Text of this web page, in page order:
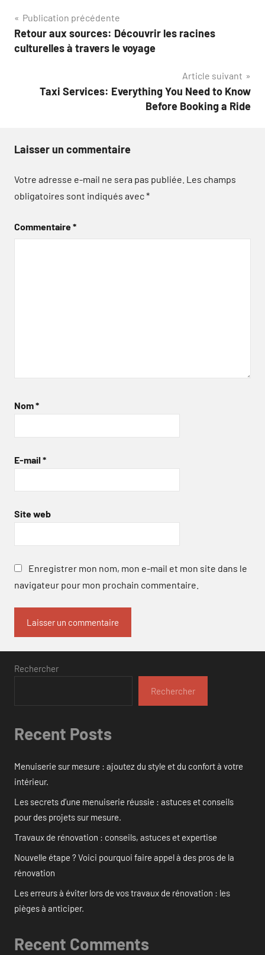
Navigation
de
Publication précédente
Retour aux sources: Découvrir les racines
culturelles à travers le voyage
Article suivant
Taxi Services: Everything You Need to Know
Before Booking a Ride
Laisser un commentaire
Votre adresse e-mail ne sera pas publiée. Les champs
obligatoires sont indiqués avec*
Commentaire*
Nom*
E-mail *
Site web
Enregistrer mon nom, mon e-mail et mon site dans le
navigateur pour mon prochain commentaire.
Rechercher
Rechercher
Recent Posts
Menuiserie sur mesure : ajoutez du style et du confort à votre
intérieur.
Les secrets d’une menuiserie réussie : astuces et conseils
pour des projets sur mesure.
Travaux de rénovation : conseils, astuces et expertise
Nouvelle étape ? Voici pourquoi faire appel à des pros de la
rénovation
Les erreurs à éviter lors de vos travaux de rénovation : les
pièges à anticiper.
Recent Comments